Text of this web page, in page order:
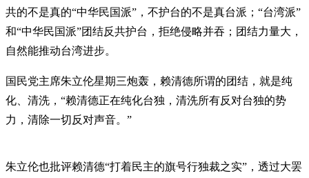
共的不是真的“中华民国派”，不护台的不是真台派；“台湾派”
和“中华民国派”团结反共护台，拒绝侵略并吞；团结力量大，
自然能推动台湾进步。
国民党主席朱立伦星期三炮轰，赖清德所谓的团结，就是纯
化、清洗，“赖清德正在纯化台独，清洗所有反对台独的势
力，清除一切反对声音。”
朱立伦也批评赖清德“打着民主的旗号行独裁之实”，透过大罢